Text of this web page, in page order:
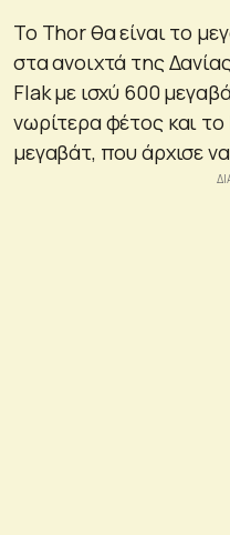
Το Thor θα είναι το
στα ανοιχτά της
Flak με ισχύ 600
νωρίτερα φέτος και το
μεγαβάτ, που άρχισε